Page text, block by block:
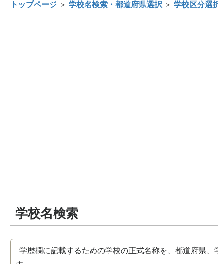
トップページ ＞ 学校名検索・都道府県選択 ＞ 学校区分選
学校名検索
学歴欄に記載するための学校の正式名称を、都道府県